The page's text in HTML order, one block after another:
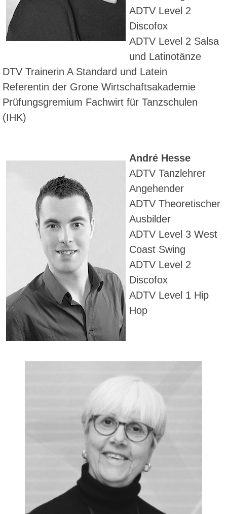
ADTV Level 2
Discofox
ADTV Level 2 Salsa
und Latinotänze
DTV Trainerin A Standard und Latein
Referentin der Grone Wirtschaftsakademie
Prüfungsgremium Fachwirt für Tanzschulen
(IHK)
André Hesse
ADTV Tanzlehrer
Angehender
ADTV Theoretischer
Ausbilder
ADTV Level 3 West
Coast Swing
ADTV Level 2
Discofox
ADTV Level 1 Hip
Hop